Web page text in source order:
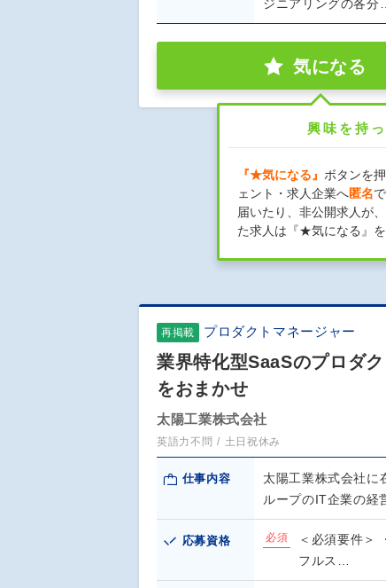
ジニアリングの各分…
気になる
興味を持
『★気になる』 ボタンを
ェント・求人企業へ匿名
届いたり、非公開求人が
た求人は『★気になる』を
再掲載 プロダクトマネージャー
業界特化型SaaSのプロダ
をおまかせ
太陽工業株式会社
英語力不問 土日祝休み
仕事内容
太陽工業株式会社に
ループのIT企業の経
応募資格 必須
＜必須要件＞
フルス…